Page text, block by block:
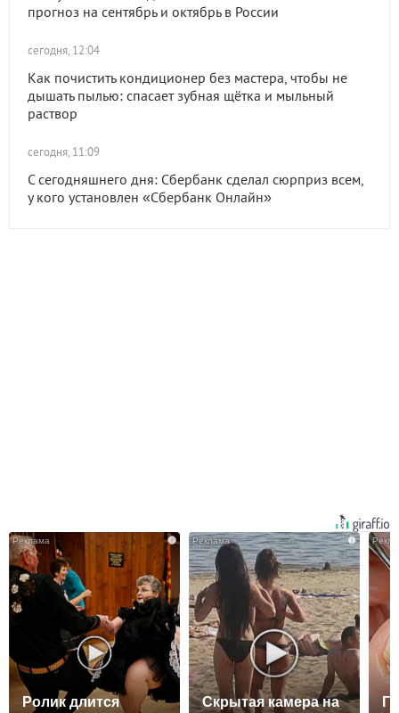
прогноз на сентябрь и октябрь в России
сегодня, 12:04
Как почистить кондиционер без мастера, чтобы не
дышать пылью: спасает зубная щётка и мыльный
раствор
сегодня, 11:09
С сегодняшнего дня: Сбербанк сделал сюрприз всем,
у кого установлен «Сбербанк Онлайн»
i
Ролик длится
i
Скрытая камера на